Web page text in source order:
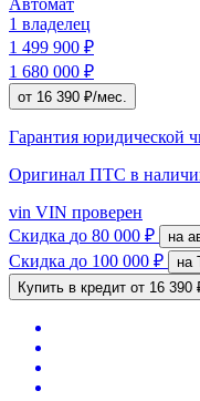
1 владелец
1 499 900 ₽
1 680 000 ₽
от 16 390 ₽/мес.
Гарантия юридической
Оригинал ПТС в
vin VIN проверен
Скидка до 80 000 ₽
Скидка до 100 000 ₽
Купить в кредит от 16 390